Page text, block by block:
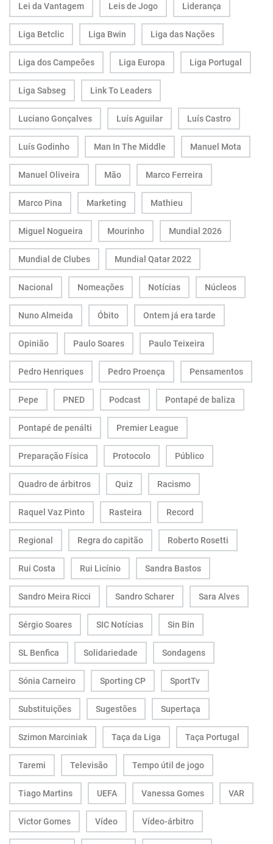
Lei da Vantagem Leis de Jogo Liderança
Liga Betclic Liga Bwin Liga das Nações
Liga dos Campeões Liga Europa Liga Portugal
Liga Sabseg Link To Leaders
Luciano Gonçalves Luís Aguilar Luís Castro
Luís Godinho Man In The Middle Manuel Mota
Manuel Oliveira Mão Marco Ferreira
Marco Pina Marketing Mathieu
Miguel Nogueira Mourinho Mundial 2026
Mundial de Clubes Mundial Qatar 2022
Nacional Nomeações Notícias Núcleos
Nuno Almeida Óbito Ontem já era tarde
Opinião Paulo Soares Paulo Teixeira
Pedro Henriques Pedro Proença Pensamentos
Pepe PNED Podcast Pontapé de baliza
Pontapé de penálti Premier League
Preparação Física Protocolo Público
Quadro de árbitros Quiz Racismo
Raquel Vaz Pinto Rasteira Record
Regional Regra do capitão Roberto Rosetti
Rui Costa Rui Licínio Sandra Bastos
Sandro Meira Ricci Sandro Scharer Sara Alves
Sérgio Soares SIC Notícias Sin Bin
SL Benfica Solidariedade Sondagens
Sónia Carneiro Sporting CP SportTv
Substituições Sugestões Supertaça
Szimon Marciniak Taça da Liga Taça Portugal
Taremi Televisão Tempo útil de jogo
Tiago Martins UEFA Vanessa Gomes VAR
Victor Gomes Vídeo Vídeo-árbitro